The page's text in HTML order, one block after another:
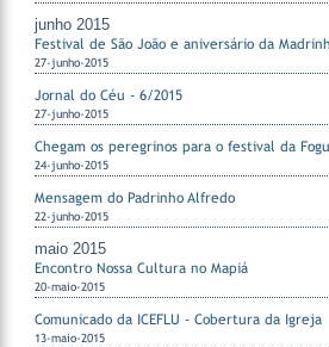
junho 2015
Festival de São João e aniversário da
27-junho-2015
Jornal do Céu - 6/2015
27-junho-2015
Chegam os peregrinos para o festival da
24-junho-2015
Mensagem do Padrinho Alfredo
22-junho-2015
maio 2015
Encontro Nossa Cultura no Mapiá
20-maio-2015
Comunicado da ICEFLU - Cobertura da Igreja
13-maio-2015